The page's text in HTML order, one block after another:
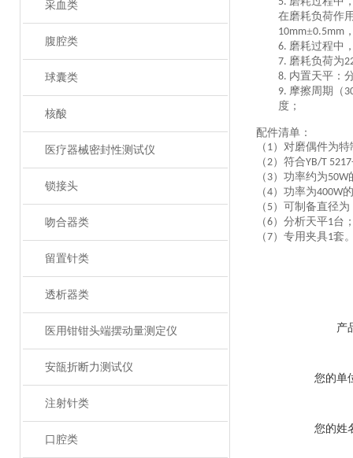
采血类
腹腔类
球囊类
核酸
医疗器械密封性测试仪
锁接头
吻合器类
留置针类
透析器类
医用钳钳头端摆动量测定仪
安瓿折断力测试仪
注射针类
口腔类
在磨耗负荷作
10mm±0.5mm
6. 磨耗过程中
7. 磨耗负荷为
8. 内置天平：
9. 摩擦周期（
度；
配件清单：
（ 1）对磨偶件为
（2）符合YB/T
（ 3）功率约为50W
（4）功率为400W
（ 5）可制备直径为
（6）分析天平1台
（7）专用夹具1套
产
您的单
您的姓